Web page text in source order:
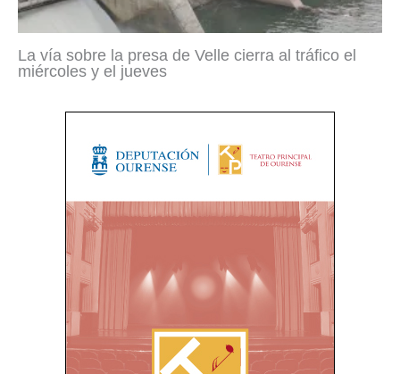
La vía sobre la presa de Velle cierra al tráfico el
miércoles y el jueves